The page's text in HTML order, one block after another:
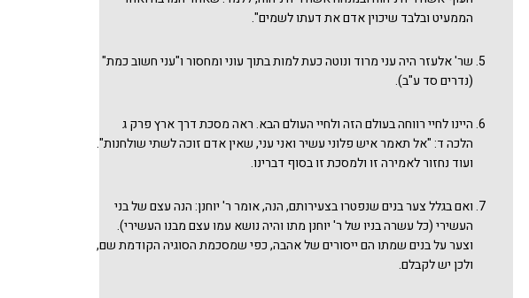
הממעיט ובלבד שיכוין אדם את דעתו לשמים".
שר' אלעזר היה עני מרוד ונוטה כעת למות בתוך עוני ומחסור ו"עני חשוב כמת"
(נדרים סד ע"ב).
היינו לחיי רווחה בעולם הזה ולחיי העולם הבא. ראה מסכת דרך ארץ פרק ג
הלכה ד: "אל תאמר איש פלוני עשיר ואני עני, שאין אדם זוכה לשתי שולחנות".
ועוד נחזור לאמירה זו ולמסכת זו בסוף דברינו.
ואם בגלל צער בנים שנפטרו בצעירותם, הנה, אומר ר' יוחנן: הנה עצם של בני
העשירי (כל עשרה בניו של ר' יוחנן מתו והיה נושא עמו עצם מבנו העשירי).
וצער על בנים שמתו הם ייסורים של אהבה, כפי שמסכמת הסוגיה הקודמת שם,
ולכן יש לקבלם.